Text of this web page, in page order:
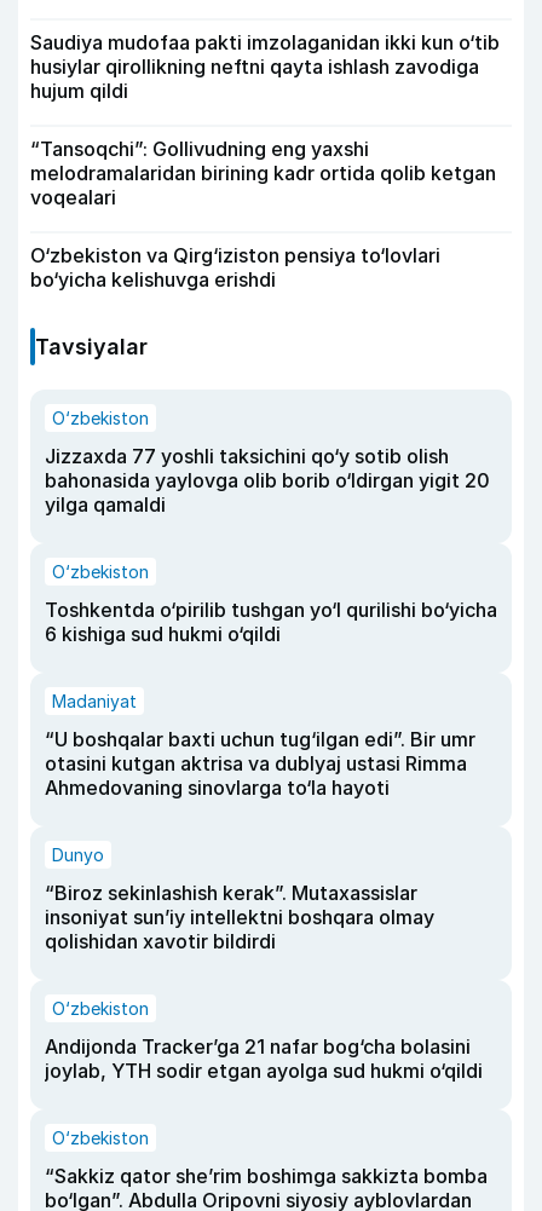
Saudiya mudofaa pakti imzolaganidan ikki kun o‘tib
husiylar qirollikning neftni qayta ishlash zavodiga
hujum qildi
“Tansoqchi”: Gollivudning eng yaxshi
melodramalaridan birining kadr ortida qolib ketgan
voqealari
O‘zbekiston va Qirg‘iziston pensiya to‘lovlari
bo‘yicha kelishuvga erishdi
Tavsiyalar
O‘zbekiston
Jizzaxda 77 yoshli taksichini qo‘y sotib olish
bahonasida yaylovga olib borib o‘ldirgan yigit 20
yilga qamaldi
O‘zbekiston
Toshkentda o‘pirilib tushgan yo‘l qurilishi bo‘yicha
6 kishiga sud hukmi o‘qildi
Madaniyat
“U boshqalar baxti uchun tug‘ilgan edi”. Bir umr
otasini kutgan aktrisa va dublyaj ustasi Rimma
Ahmedovaning sinovlarga to‘la hayoti
Dunyo
“Biroz sekinlashish kerak”. Mutaxassislar
insoniyat sun’iy intellektni boshqara olmay
qolishidan xavotir bildirdi
O‘zbekiston
Andijonda Tracker’ga 21 nafar bog‘cha bolasini
joylab, YTH sodir etgan ayolga sud hukmi o‘qildi
O‘zbekiston
“Sakkiz qator she’rim boshimga sakkizta bomba
bo‘lgan”. Abdulla Oripovni siyosiy ayblovlardan